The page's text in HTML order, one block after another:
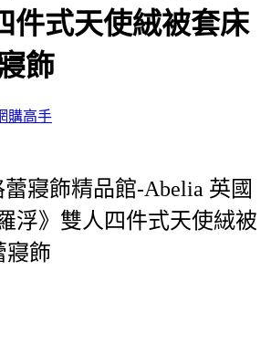
件式天使絨被套床
飾
購高手
寢飾精品館-Abelia 英國
浮》雙人四件式天使絨被
寢飾